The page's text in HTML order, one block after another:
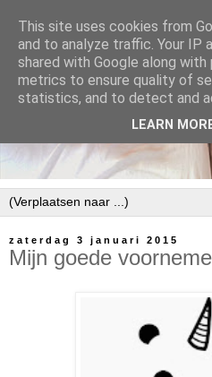
zaterdag 3 januari 2015
Mijn goede
This site uses cookies from
and to analyze traffic. Your IP
shared with Google along
metrics to ensure quality of
statistics, and to detect and
LEARN